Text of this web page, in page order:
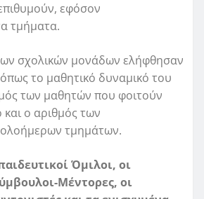
εφόσον
τμήματα.
σχολικών μονάδων ελήφθησαν
το μαθητικό δυναμικό του
των μαθητών που φοιτούν
ο αριθμός των
τμημάτων.
Όμιλοι, οι
Μέντορες, οι